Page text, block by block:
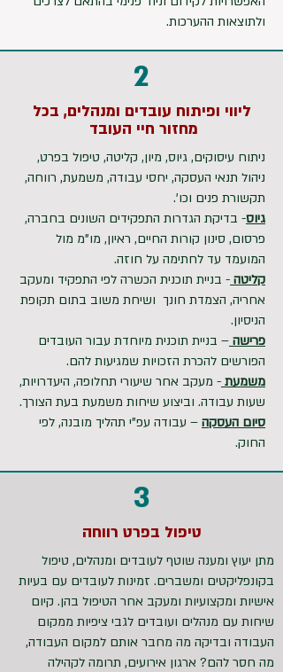
ולתוצאות ההערכות.
2
ליווי ופיתוח עובדים ומנהלים, בכל
מחזור חיי העובד
ניתוח עיסוקים, גיוס, מיון, קליטה, טיפול בפרט,
ניהול תנאי העסקה, יחסי עבודה, משמעת, רווחה,
תקשורת פנים וכו'.
גיוס- בדיקת הגדרות התפקידים השונים בחברה,
פרסום, סינון קורות החיים, ראיון, מו"מ מול
המועמד עד לחתימה על חוזה.
קליטה - בניית תוכנית הכשרה לפי התפקיד ומעקב
אחריה, הצמדת חונך ושיחת משוב בתום תקופת
הניסיון.
פרישה – בניית תוכנית מיוחדת עבור העובדים
הפורשים להכרת הזכויות שמגיעות להם.
משמעת - מעקב אחר שיעורי תחלופה, היעדרויות,
שעות עבודה. וביצוע שיחות משמעת בעת הצורך.
סיום העסקה – עבודה עפ"י תהליך מובנה, לפי
החוק.
3
טיפול בפרט רווחה
מתן יעוץ ומענה שוטף לעובדים ומנהלים, טיפול
בקונפליקטים ומשברים. זמינות לעובדים עם בעיות
אישיות ומקצועיות ומעקב אחר הטיפול בהן. קיום
שיחות עם מנהלים ועובדים לגבי ציפיות ממקום
העבודה ובדיקה מה מחבר אותם למקום העבודה,
מה חסר להם? ארגון אירועים, תרומה לקהילה